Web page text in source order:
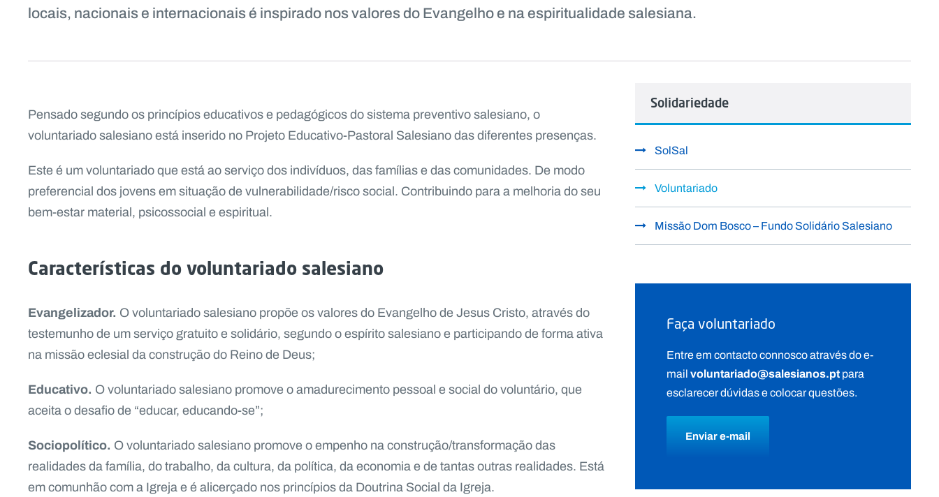
locais, nacionais e internacionais é inspirado nos valores do Evangelho e na espiritualidade salesiana.
Pensado segundo os princípios educativos e pedagógicos do sistema preventivo salesiano, o
voluntariado salesiano está inserido no Projeto Educativo-Pastoral Salesiano das diferentes presenças.
Este é um voluntariado que está ao serviço dos indivíduos, das famílias e das comunidades. De modo
preferencial dos jovens em situação de vulnerabilidade/risco social. Contribuindo para a melhoria do seu
bem-estar material, psicossocial e espiritual.
Características do voluntariado salesiano
Evangelizador. O voluntariado salesiano propõe os valores do Evangelho de Jesus Cristo, através do
testemunho de um serviço gratuito e solidário, segundo o espírito salesiano e participando de forma ativa
na missão eclesial da construção do Reino de Deus;
Educativo. O voluntariado salesiano promove o amadurecimento pessoal e social do voluntário, que
aceita o desafio de “educar, educando-se”;
Sociopolítico. O voluntariado salesiano promove o empenho na construção/transformação das
realidades da família, do trabalho, da cultura, da política, da economia e de tantas outras realidades. Está
em comunhão com a Igreja e é alicerçado nos princípios da Doutrina Social da Igreja.
Solidariedade
SolSal
Voluntariado
Missão Dom Bosco – Fundo Solidário Salesiano
Faça voluntariado
Entre em contacto connosco através do e-
mailvoluntariado@salesianos.ptpara
esclarecer dúvidas e colocar questões.
Enviar e-mail